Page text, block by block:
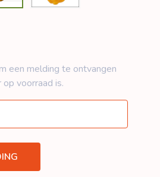
een ​​melding te ontvangen
voorraad is.